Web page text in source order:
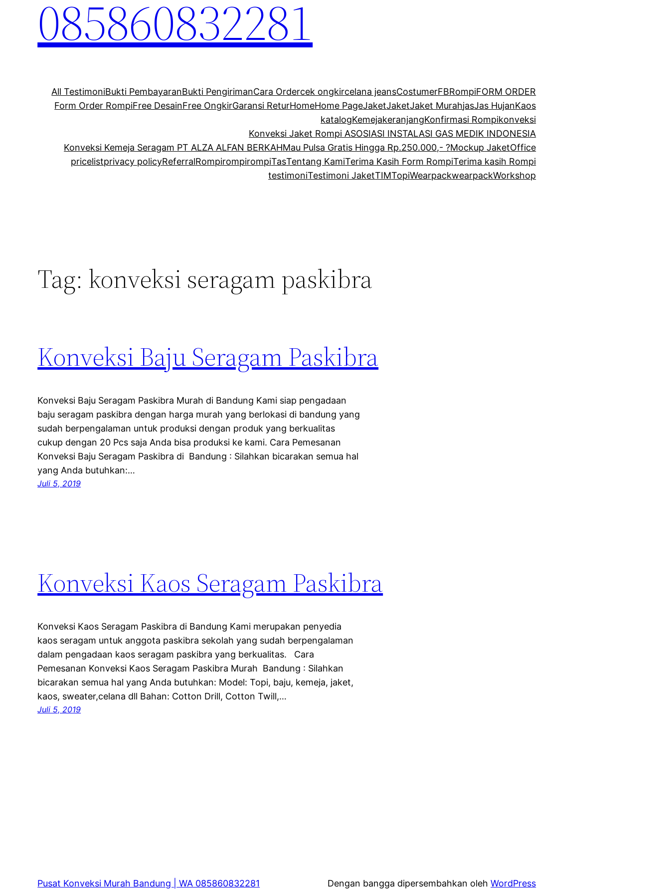
085860832281
All TestimoniBukti PembayaranBukti PengirimanCara Ordercek ongkircelana jeansCostumerFBRompiFORM ORDER
Form Order RompiFree DesainFree OngkirGaransi ReturHomeHome PageJaketJaketJaket MurahjasJas HujanKaos
katalogKemejakeranjangKonfirmasi Rompikonveksi
Konveksi Jaket Rompi ASOSIASI INSTALASI GAS MEDIK INDONESIA
Konveksi Kemeja Seragam PT ALZA ALFAN BERKAHMau Pulsa Gratis Hingga Rp.250.000,- ?Mockup JaketOffice
pricelistprivacy policyReferralRompirompirompiTasTentang KamiTerima Kasih Form RompiTerima kasih Rompi
testimoniTestimoni JaketTIMTopiWearpackwearpackWorkshop
Tag: konveksi seragam paskibra
Konveksi Baju Seragam Paskibra
Konveksi Baju Seragam Paskibra Murah di Bandung Kami siap pengadaan
baju seragam paskibra dengan harga murah yang berlokasi di bandung yang
sudah berpengalaman untuk produksi dengan produk yang berkualitas
cukup dengan 20 Pcs saja Anda bisa produksi ke kami. Cara Pemesanan
Konveksi Baju Seragam Paskibra di Bandung : Silahkan bicarakan semua hal
yang Anda butuhkan:…
Juli 5, 2019
Konveksi Kaos Seragam Paskibra
Konveksi Kaos Seragam Paskibra di Bandung Kami merupakan penyedia
kaos seragam untuk anggota paskibra sekolah yang sudah berpengalaman
dalam pengadaan kaos seragam paskibra yang berkualitas. Cara
Pemesanan Konveksi Kaos Seragam Paskibra Murah Bandung : Silahkan
bicarakan semua hal yang Anda butuhkan: Model: Topi, baju, kemeja, jaket,
kaos, sweater,celana dll Bahan: Cotton Drill, Cotton Twill,…
Juli 5, 2019
Pusat Konveksi Murah Bandung | WA 085860832281 Dengan bangga dipersembahkan olehWordPress